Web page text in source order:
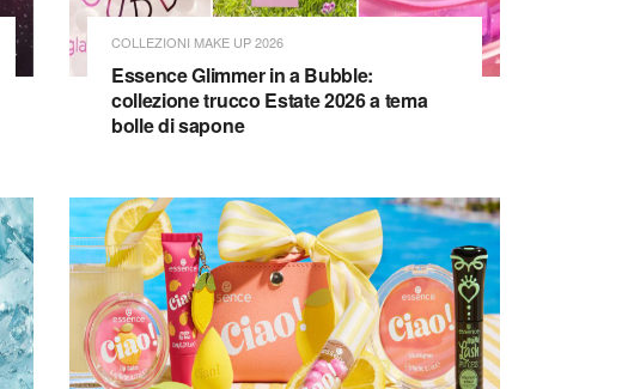
COLLEZIONI MAKE UP 2026
Essence Glimmer in a Bubble:
collezione trucco Estate 2026 a tema
bolle di sapone